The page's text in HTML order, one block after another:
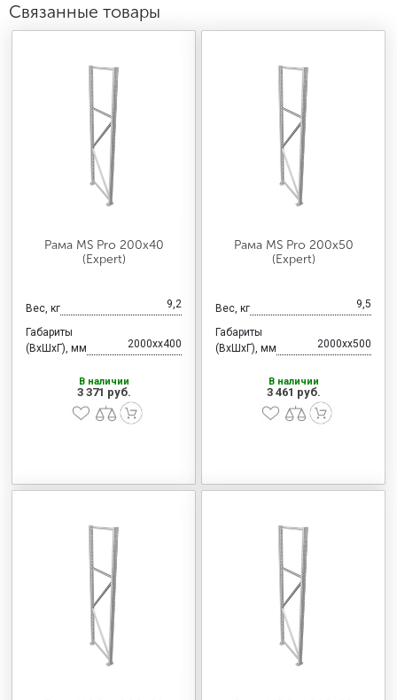
Связанные товары
Рама MS Pro 200х40
(Expert)
Вес, кг 9,2
Габариты
(ВхШхГ), мм
2000xx400
В наличии
3 371 руб.
Рама MS Pro 200х50
(Expert)
Вес, кг 9,5
Габариты
(ВхШхГ), мм
2000xx500
В наличии
3 461 руб.